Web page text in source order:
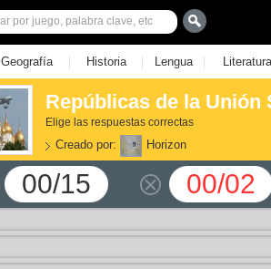
Geografía | Historia | Lengua | Literatura
Repúblicas de la Unión
Elige las respuestas correctas
Creado por: Horizon
00/15 00/02